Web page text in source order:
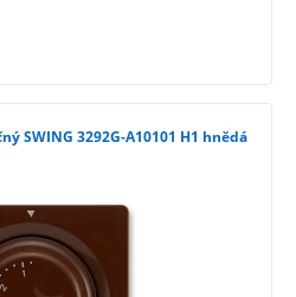
SWING 3292G-A10101 H1 hnědá